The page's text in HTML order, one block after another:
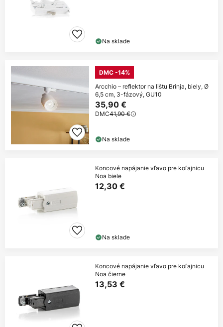
Na sklade
DMC -14%
Arcchio – reflektor na lištu Brinja, biely, Ø
6,5 cm, 3-fázový, GU10
35,90 €
DMC41,90 €
Na sklade
Koncové napájanie vľavo pre koľajnicu
Noa biele
12,30 €
Na sklade
Koncové napájanie vľavo pre koľajnicu
Noa čierne
13,53 €